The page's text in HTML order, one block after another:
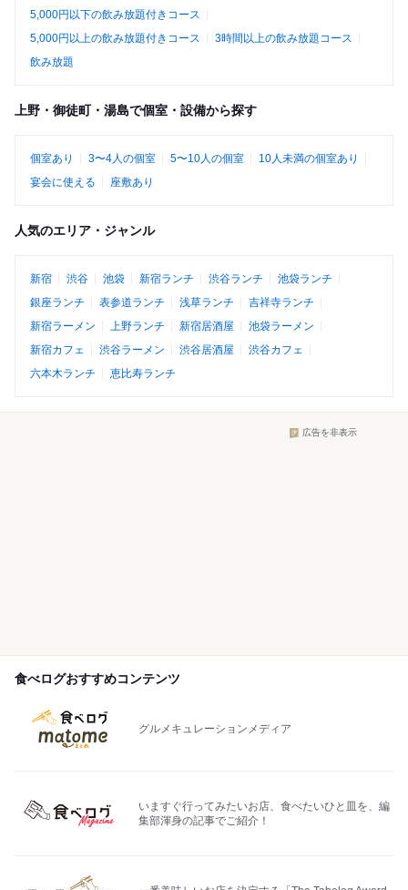
5,000円以下の飲み放題付きコース
5,000円以上の飲み放題付きコース
3時間以上の飲み放題コース
飲み放題
上野・御徒町・湯島で個室・設備から探す
個室あり 3〜4人の個室 5〜10人の個室
10人未満の個室あり
宴会に使える
座敷あり
人気のエリア・ジャンル
新宿 渋谷 池袋 新宿ランチ 渋谷ランチ
池袋ランチ
銀座ランチ
表参道ランチ 浅草ランチ
吉祥寺ランチ
新宿ラーメン
上野ランチ 新宿居酒屋
池袋ラーメン
新宿カフェ
渋谷ラーメン 渋谷居酒屋
渋谷カフェ
六本木ランチ
恵比寿ランチ
広告を非表示
食べログおすすめコンテンツ
グルメキュレーションメディア
いますぐ行ってみたいお店、食べたいひと皿を、編
集部渾身の記事でご紹介！